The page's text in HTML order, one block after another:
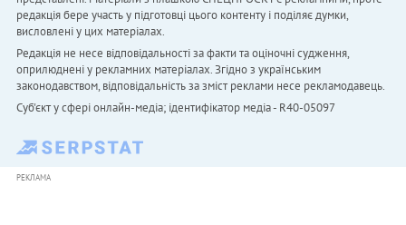
редакція бере участь у підготовці цього контенту і поділяє думки,
висловлені у цих матеріалах.
Редакція не несе відповідальності за факти та оціночні судження,
оприлюднені у рекламних матеріалах. Згідно з українським
законодавством, відповідальність за зміст реклами несе рекламодавець.
Cуб'єкт у сфері онлайн-медіа; ідентифікатор медіа - R40-05097
РЕКЛАМА